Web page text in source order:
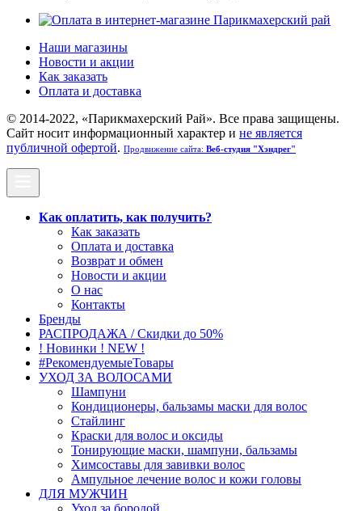
Наши магазины
Новости и акции
Как заказать
Оплата и доставка
© 2014-2022, «Парикмахерский Рай». Все права защищены.
Cайт носит информационный характер и не является
публичной офертой. Продвижение сайта: Веб-студия "Хэндрег"
Как оплатить, как получить?
Как заказать
Оплата и доставка
Возврат и обмен
Новости и акции
О нас
Контакты
Бренды
РАСПРОДАЖА / Скидки до 50%
! Новинки ! NEW !
#РекомендуемыеТовары
УХОД ЗА ВОЛОСАМИ
Шампуни
Кондиционеры, бальзамы маски для волос
Стайлинг
Краски для волос и оксиды
Тонирующие маски, шампуни, бальзамы
Химсоставы для завивки волос
Ампульное лечение волос и кожи головы
ДЛЯ МУЖЧИН
Уход за бородой